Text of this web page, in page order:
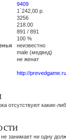
9409
1`242,00 р.
3256
218.00
891 / 891
100 %
неизвестно
male (медвед)
не женат
http://
отсутствуют какие-
занимает ни одну